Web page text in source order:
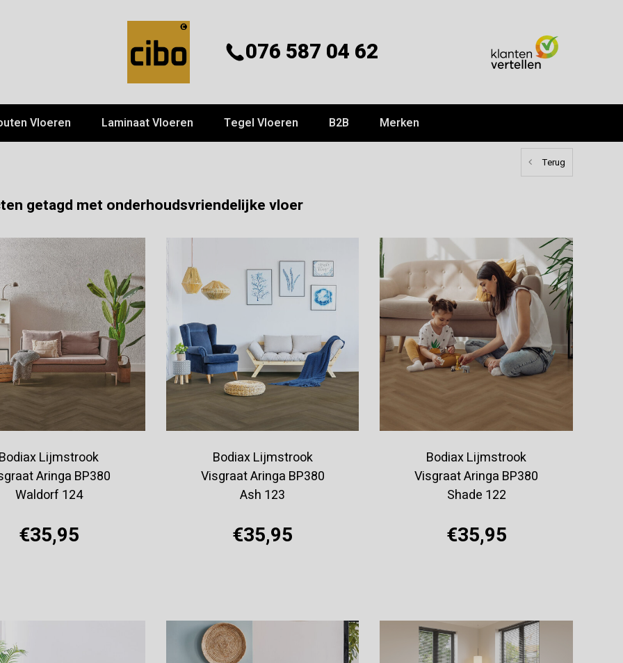
076 587 04 62
Vloeren Laminaat Vloeren Tegel Vloeren B2B Merken
Terug
getagd met onderhoudsvriendelijke vloer
Lijmstrook
Aringa BP380
Waldorf 124
€35,95
Bodiax Lijmstrook
Visgraat Aringa BP380
Ash 123
€35,95
Bodiax Lijmstrook
Visgraat Aringa BP380
Shade 122
€35,95